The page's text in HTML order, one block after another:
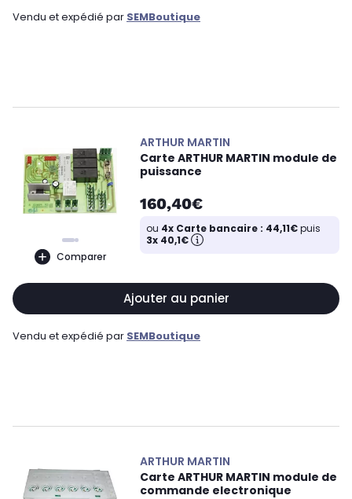
Vendu et expédié par SEMBoutique
Comparer
ARTHUR MARTIN
Carte ARTHUR MARTIN module de
puissance
160,40€
ou 4x Carte bancaire : 44,11€puis
3x 40,1€
Ajouter au panier
Vendu et expédié par SEMBoutique
ARTHUR MARTIN
Carte ARTHUR MARTIN module de
commande electronique